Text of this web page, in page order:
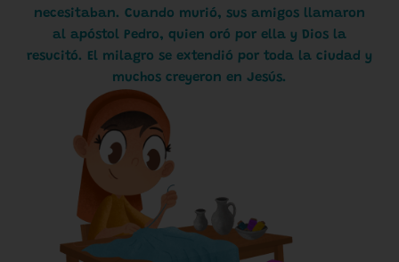
necesitaban. Cuando murió, sus amigos llamaron
al apóstol Pedro, quien oró por ella y Dios la
resucitó. El milagro se extendió por toda la ciudad y
muchos creyeron en Jesús.